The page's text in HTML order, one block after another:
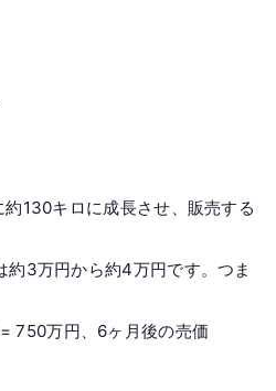
130キロに成長させ、販売する
約3万円から約4万円です。つま
750万円、6ヶ月後の売価